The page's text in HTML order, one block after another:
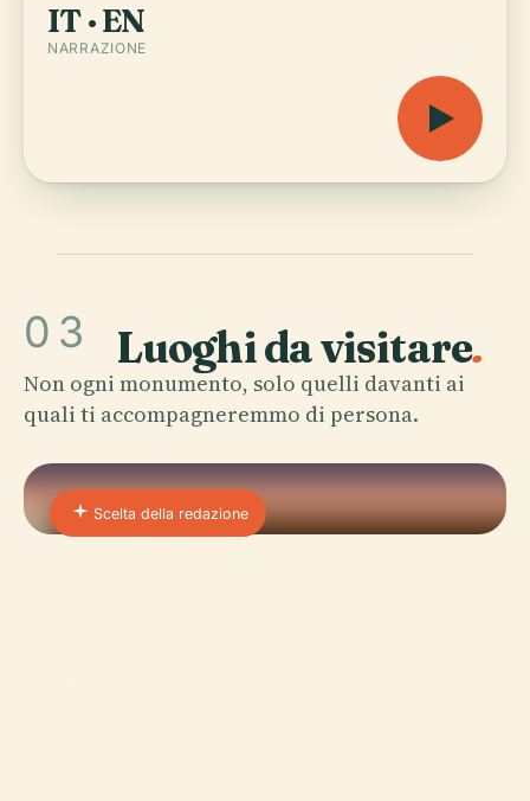
IT · EN
NARRAZIONE
03 Luoghi da visitare.
Non ogni monumento, solo quelli davanti ai
quali ti accompagneremmo di persona.
Scelta della redazione